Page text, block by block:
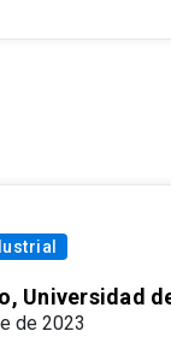
Universidad
de 2023